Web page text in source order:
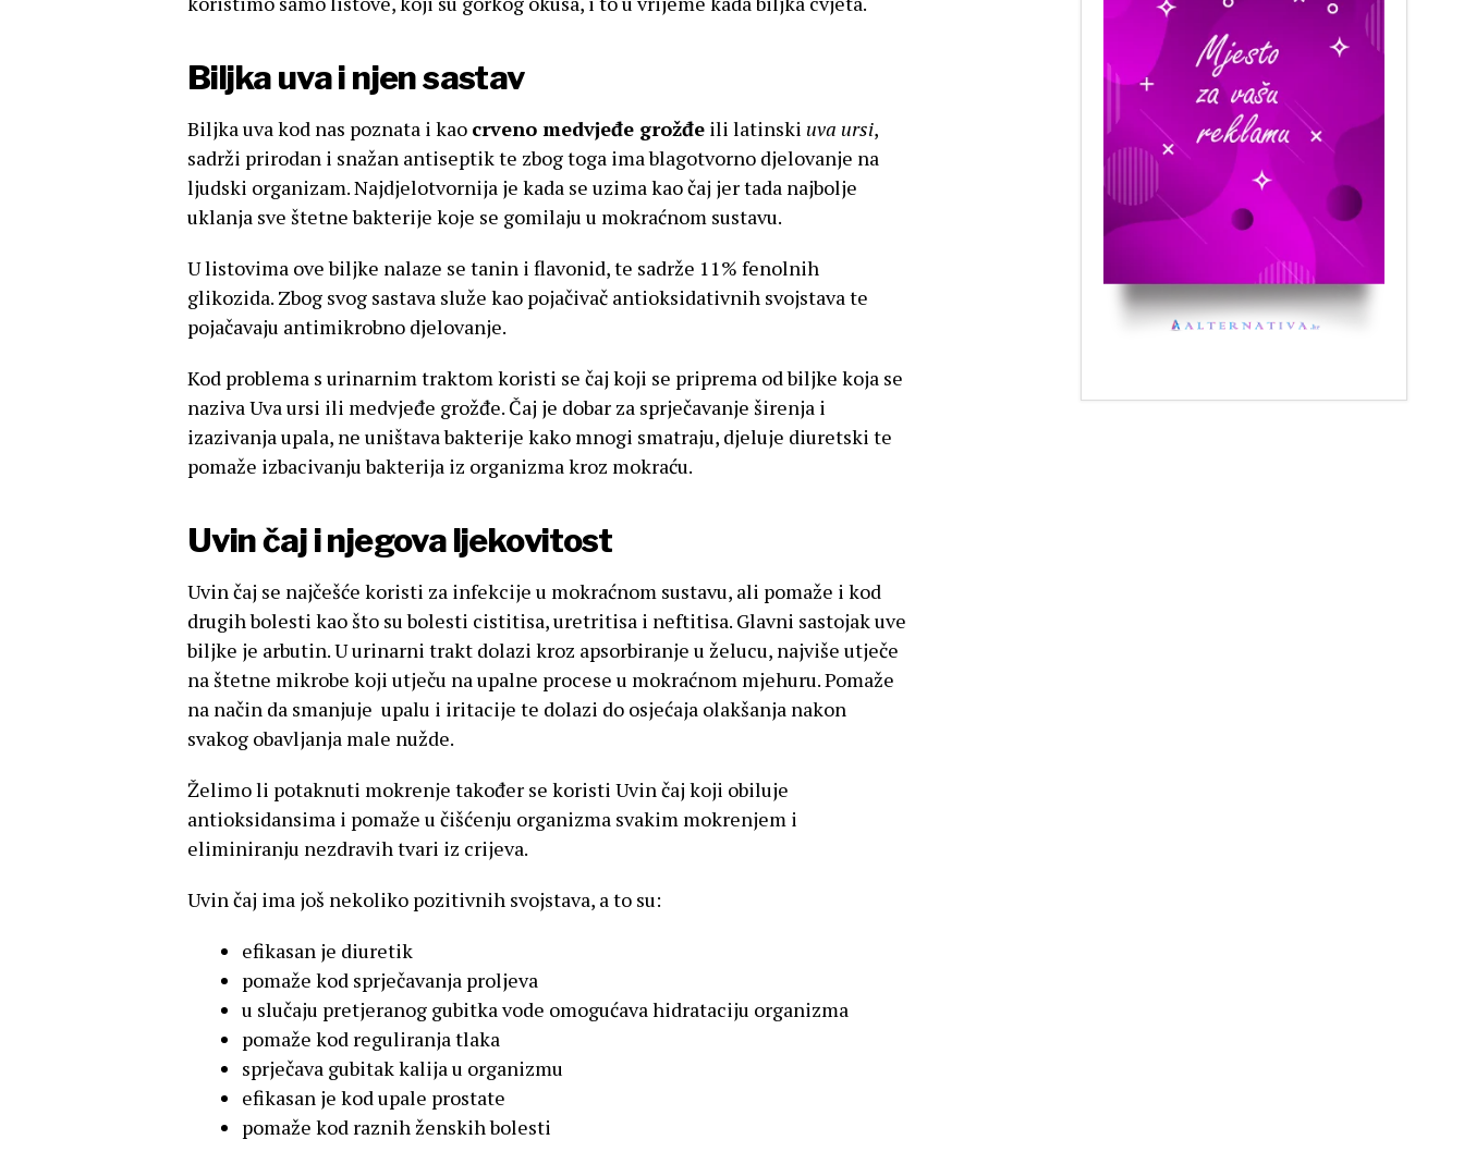
Biljka uva i njen sastav
Biljka uva kod nas poznata i kao crveno medvjeđe grožđe ili latinski uva ursi,
sadrži prirodan i snažan antiseptik te zbog toga ima blagotvorno djelovanje na
ljudski organizam. Najdjelotvornija je kada se uzima kao čaj jer tada najbolje
uklanja sve štetne bakterije koje se gomilaju u mokraćnom sustavu.
U listovima ove biljke nalaze se tanin i flavonid, te sadrže 11% fenolnih
glikozida. Zbog svog sastava služe kao pojačivač antioksidativnih svojstava te
pojačavaju antimikrobno djelovanje.
Kod problema s urinarnim traktom koristi se čaj koji se priprema od biljke koja se
naziva Uva ursi ili medvjeđe grožđe. Čaj je dobar za sprječavanje širenja i
izazivanja upala, ne uništava bakterije kako mnogi smatraju, djeluje diuretski te
pomaže izbacivanju bakterija iz organizma kroz mokraću.
Uvin čaj i njegova ljekovitost
Uvin čaj se najčešće koristi za infekcije u mokraćnom sustavu, ali pomaže i kod
drugih bolesti kao što su bolesti cistitisa, uretritisa i neftitisa. Glavni sastojak uve
biljke je arbutin. U urinarni trakt dolazi kroz apsorbiranje u želucu, najviše utječe
na štetne mikrobe koji utječu na upalne procese u mokraćnom mjehuru. Pomaže
na način da smanjuje upalu i iritacije te dolazi do osjećaja olakšanja nakon
svakog obavljanja male nužde.
Želimo li potaknuti mokrenje također se koristi Uvin čaj koji obiluje
antioksidansima i pomaže u čišćenju organizma svakim mokrenjem i
eliminiranju nezdravih tvari iz crijeva.
Uvin čaj ima još nekoliko pozitivnih svojstava, a to su:
efikasan je diuretik
pomaže kod sprječavanja proljeva
u slučaju pretjeranog gubitka vode omogućava hidrataciju organizma
pomaže kod reguliranja tlaka
sprječava gubitak kalija u organizmu
efikasan je kod upale prostate
pomaže kod raznih ženskih bolesti